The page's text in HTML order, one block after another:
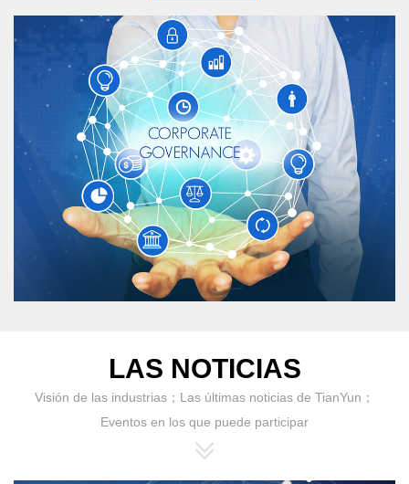
LAS NOTICIAS
Visión de las industrias；Las últimas noticias de TianYun；
Eventos en los que puede participar